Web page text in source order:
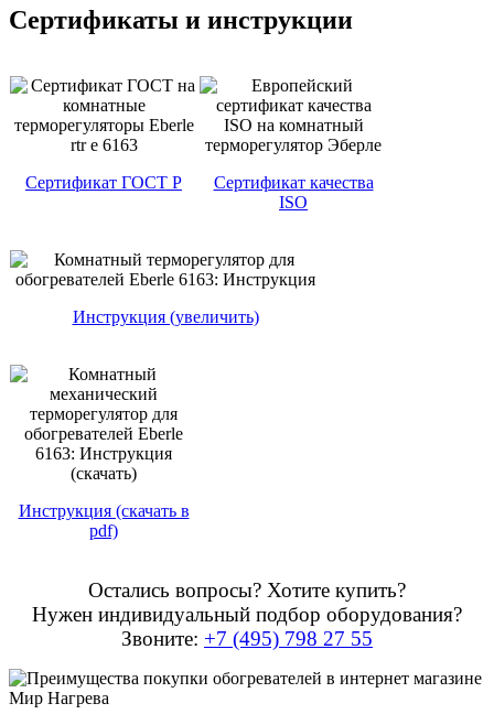
Сертификаты и инструкции
Сертификат ГОСТ Р
Сертификат качества
ISO
Инструкция (увеличить)
Инструкция (скачать в
pdf)
Остались вопросы? Хотите купить?
Нужен индивидуальный подбор оборудования?
Звоните: +7 (495) 798 27 55